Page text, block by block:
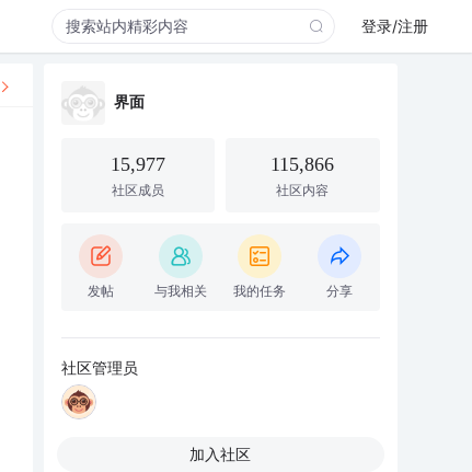
登录/注册
界面
15,977
社区成员
115,866
社区内容
发帖 与我相关 我的任务 分享
社区管理员
加入社区